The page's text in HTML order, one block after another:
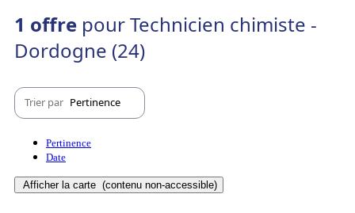
1 offre pour Technicien chimiste -
Dordogne (24)
Trier par Pertinence
Pertinence
Date
Afficher la carte (contenu non-accessible)